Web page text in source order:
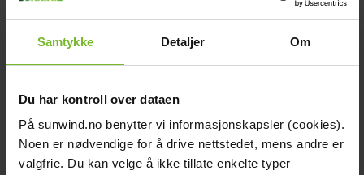
Samtykke Detaljer Om
Du har kontroll over dataen
På sunwind.no benytter vi informasjonskapsler (cookies).
Noen er nødvendige for å drive nettstedet, mens andre er
valgfrie. Du kan velge å ikke tillate enkelte typer
Solcellspaket Sunwind Basic 170W /
260Ah Basic AGM